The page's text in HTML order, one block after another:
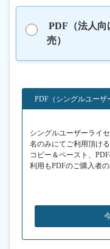
PDF（法人向
売）
PDF（シングルユーザ
シングルユーザーライ
名のみにてご利用頂け
コピー＆ペースト、
利用もPDFのご購入者